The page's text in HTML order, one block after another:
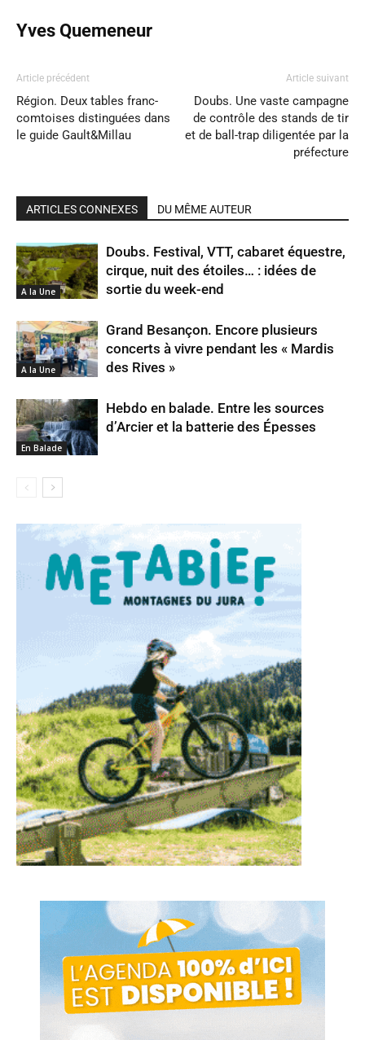
Yves Quemeneur
Article précédent
Région. Deux tables franc-
comtoises distinguées dans
le guide Gault&Millau
Article suivant
Doubs. Une vaste campagne
de contrôle des stands de tir
et de ball-trap diligentée par la
préfecture
ARTICLES CONNEXES DU MÊME AUTEUR
A la Une
Doubs. Festival, VTT, cabaret équestre,
cirque, nuit des étoiles… : idées de
sortie du week-end
A la Une
Grand Besançon. Encore plusieurs
concerts à vivre pendant les « Mardis
des Rives »
En Balade
Hebdo en balade. Entre les sources
d’Arcier et la batterie des Épesses